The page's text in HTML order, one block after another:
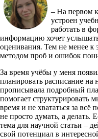
– На первом
устроен
работать в
информацию хочет
оценивания. Тем не менее
методом проб и ошибок
За время учёбы у меня
планировать расписание на
прописывала подробный
помогает структурировать
время и не хвататься за
не просто думать, а делать.
тема для научной статьи –
свой потенциал в